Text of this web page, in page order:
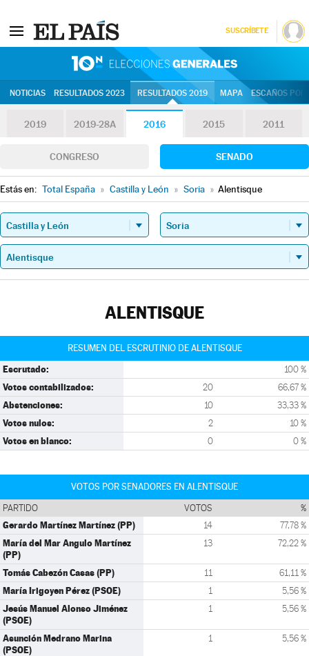
SUSCRÍBETE
NOTICIAS RESULTADOS 2023 RESULTADOS 2019 MAPA ESCAÑOS
2019 2019-28A 2016 2015 2011
CONGRESO SENADO
Estás en: Total España » Castilla y León » Soria » Alentisque
ALENTISQUE
RESUMEN DEL ESCRUTINIO DE ALENTISQUE
Escrutado: 100 %
Votos contabilizados: 20 66,67 %
Abstenciones: 10 33,33 %
Votos nulos: 2 10 %
Votos en blanco: 0 0 %
VOTOS POR SENADORES EN ALENTISQUE
PARTIDO VOTOS %
Gerardo Martínez Martínez (PP) 14 77,78 %
María del Mar Angulo Martínez
(PP)
13 72,22 %
Tomás Cabezón Casas (PP) 11 61,11 %
María Irigoyen Pérez (PSOE) 1 5,56 %
Jesús Manuel Alonso Jiménez
(PSOE)
1 5,56 %
Asunción Medrano Marina
(PSOE)
1 5,56 %